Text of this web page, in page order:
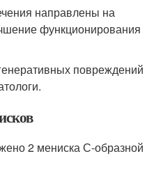
направлены на
функционирования
повреждений
2 мениска С-образной